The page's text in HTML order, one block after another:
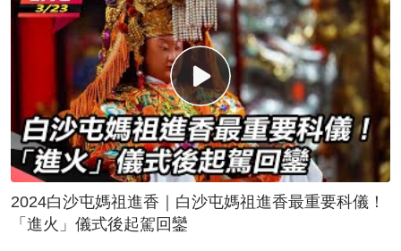
2024白沙屯媽祖進香｜白沙屯媽祖進香最重要科儀！
「進火」儀式後起駕回鑾